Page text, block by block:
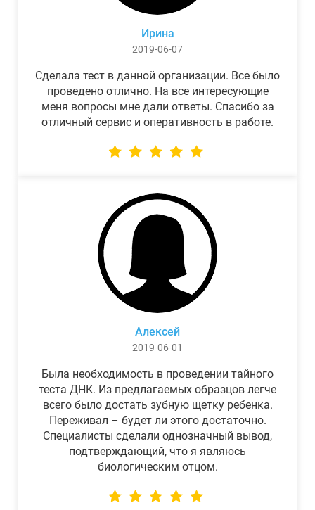
Ирина
2019-06-07
Сделала тест в данной организации. Все было
проведено отлично. На все интересующие
меня вопросы мне дали ответы. Спасибо за
отличный сервис и оперативность в работе.
Алексей
2019-06-01
Была необходимость в проведении тайного
теста ДНК. Из предлагаемых образцов легче
всего было достать зубную щетку ребенка.
Переживал – будет ли этого достаточно.
Специалисты сделали однозначный вывод,
подтверждающий, что я являюсь
биологическим отцом.